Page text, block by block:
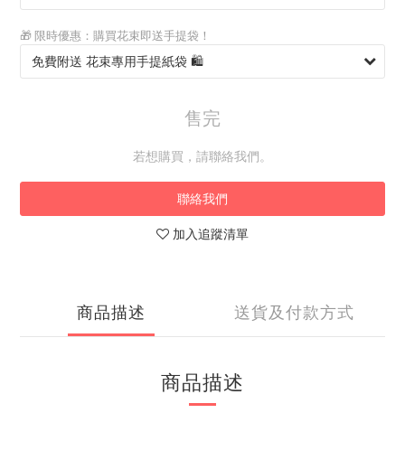
🎁 限時優惠：購買花束即送手提袋！
售完
若想購買，請聯絡我們。
聯絡我們
加入追蹤清單
商品描述 送貨及付款方式
商品描述